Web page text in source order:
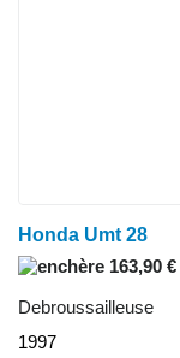
Honda Umt 28
163,90 €
Debroussailleuse
1997